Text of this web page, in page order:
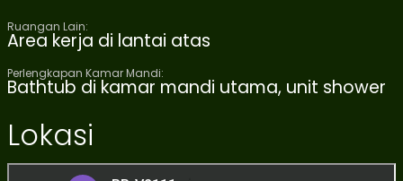
Ruangan Lain:
Area kerja di lantai atas
Perlengkapan Kamar Mandi:
Bathtub di kamar mandi utama, unit shower
Lokasi